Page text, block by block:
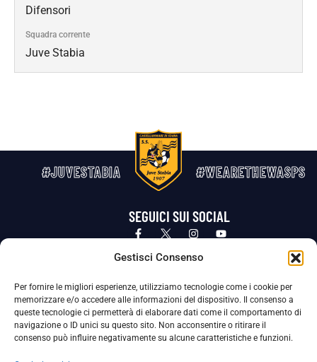
Gestisci Consenso
Per fornire le migliori esperienze, utilizziamo tecnologie come i cookie per
memorizzare e/o accedere alle informazioni del dispositivo. Il consenso a
queste tecnologie ci permetterà di elaborare dati come il comportamento di
navigazione o ID unici su questo sito. Non acconsentire o ritirare il
consenso può influire negativamente su alcune caratteristiche e funzioni.
Difensori
Squadra corrente
Juve Stabia
#JUVESTABIA #WEARETHEWASPS
SEGUICI SUI SOCIAL
Privacy Policy Cookie Policy
La Società ha nominato il Responsabile della Protezione dei Dati Personali (DPO), figura specializzata che vigila sulle modalità
adottate dalla nostra Società per tutelare i Suoi dati personali.
Per contattare il DPO può scrivere a